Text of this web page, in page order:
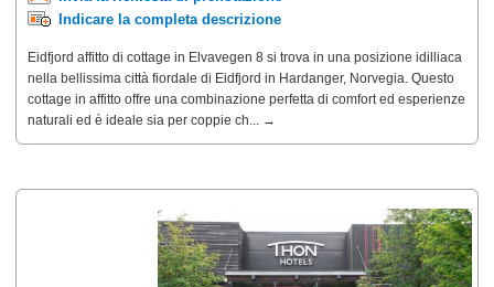
Indicare la completa descrizione
Eidfjord affitto di cottage in Elvavegen 8 si trova in una posizione idilliaca
nella bellissima città fiordale di Eidfjord in Hardanger, Norvegia. Questo
cottage in affitto offre una combinazione perfetta di comfort ed esperienze
naturali ed è ideale sia per coppie ch... →